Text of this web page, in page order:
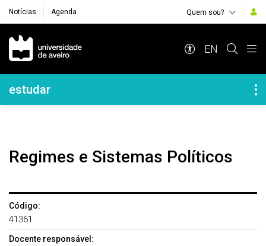
Notícias Agenda Quem sou?
Navegação Principal
EN
Navegação Lateral
estudar
Regimes e Sistemas Políticos
Código:
41361
Docente responsável: